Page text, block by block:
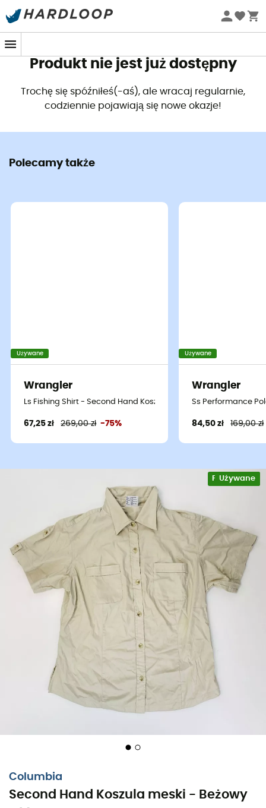
Letnie promocje 🔥 -5% DODATKOWO przy zakupie 2
Produkt nie jest już dostępny
Trochę się spóźniłeś(-aś), ale wracaj regularnie,
codziennie pojawiają się nowe okazje!
Polecamy także
Używane
Wrangler
Ls Fishing Shirt - Second Hand Koszula damski - Biały - S
67,25 zł 269,00 zł -75%
Używane
Wrangler
Ss Performance
84,50 zł 169,00 zł
Projekt eko
Używane
Columbia
Second Hand Koszula meski - Beżowy